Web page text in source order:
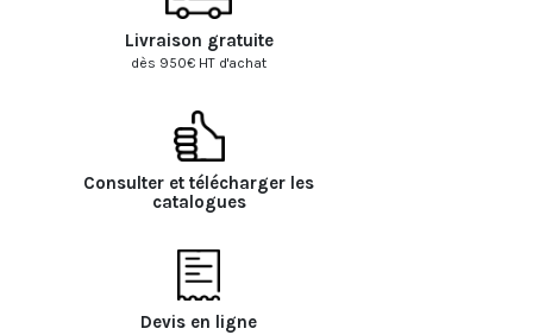
Livraison gratuite
dès 950€ HT d'achat
Consulter et télécharger les
catalogues
Devis en ligne